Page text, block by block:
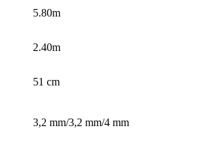
5.80m
2.40m
51 cm
3,2 mm/3,2 mm/4 mm